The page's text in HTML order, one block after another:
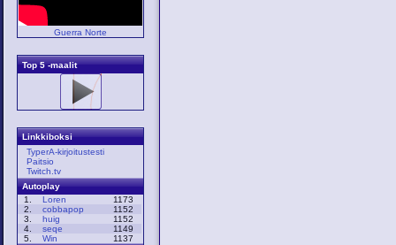
Guerra Norte
Top 5 -maalit
Linkkiboksi
TyperA-kirjoitustesti
Paitsio
Twitch.tv
Autoplay
1.
Loren
1173
2.
cobbapop
1152
3.
huig
1152
4.
seqe
1149
5.
Win
1137